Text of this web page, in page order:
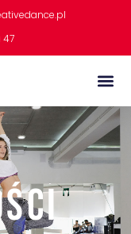
47